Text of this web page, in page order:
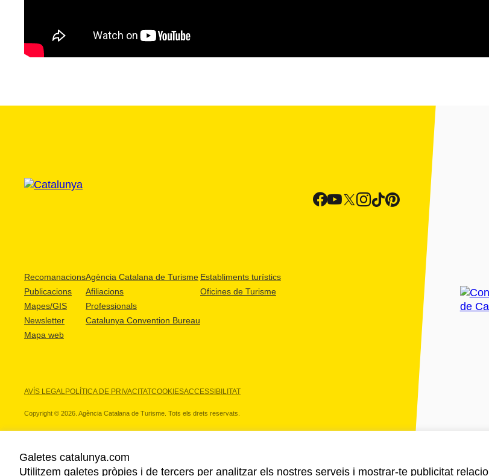
Recomanacions
Publicacions
Mapes/GIS
Newsletter
Mapa web
Agència Catalana de Turisme
Afiliacions
Professionals
Catalunya Convention Bureau
Establiments turístics
Oficines de Turisme
AVÍS LEGALPOLÍTICA DE PRIVACITATCOOKIESACCESSIBILITAT
Copyright © 2026. Agència Catalana de Turisme. Tots els drets reservats.
Galetes catalunya.com
Utilitzem galetes pròpies i de tercers per analitzar els nostres serveis i mostrar-te publicitat